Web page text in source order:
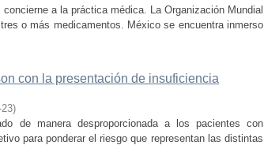
a la práctica médica. La Organización Mundial
o más medicamentos. México se encuentra inmerso
con la presentación de insuficiencia
)
de manera desproporcionada a los pacientes con
para ponderar el riesgo que representan las distintas